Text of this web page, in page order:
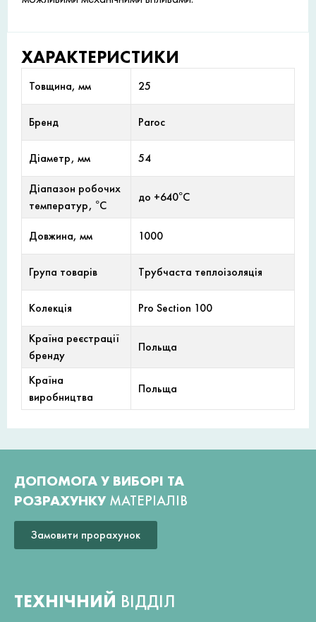
ХАРАКТЕРИСТИКИ
Товщина, мм 25
Бренд Paroc
Діаметр, мм 54
Діапазон робочих
температур, °С
до +640°С
Довжина, мм 1000
Група товарів Трубчаста теплоізоляція
Колекція Pro Section 100
Країна реєстрації
бренду
Польща
Країна
виробництва
Польща
ДОПОМОГА У ВИБОРІ ТА
РОЗРАХУНКУ МАТЕРІАЛІВ
Замовити прорахунок
ТЕХНІЧНИЙ ВІДДІЛ